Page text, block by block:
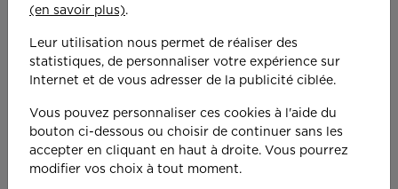
On est toujours plus
performant
(en savoir plus).
Leur utilisation nous permet de réaliser des
statistiques, de personnaliser votre expérience sur
Internet et de vous adresser de la publicité ciblée.
Vous pouvez personnaliser ces cookies à l'aide du
bouton ci-dessous ou choisir de continuer sans les
accepter en cliquant en haut à droite. Vous pourrez
modifier vos choix à tout moment.